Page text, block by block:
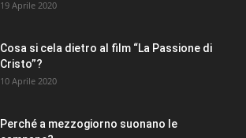
19 Aprile 2020
Cosa si cela dietro al film “La Passione di
Cristo”?
10 Aprile 2020
Perché a mezzogiorno suonano le